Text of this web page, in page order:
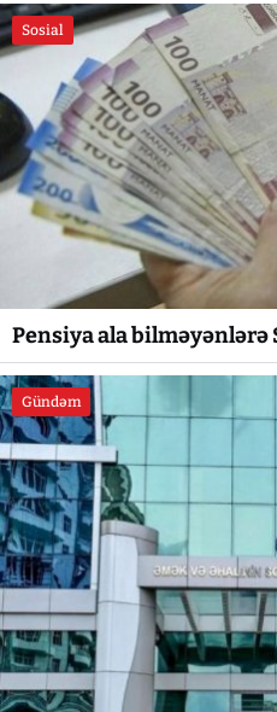
Sosial
Pensiya ala bilməyənlərə
Gündəm